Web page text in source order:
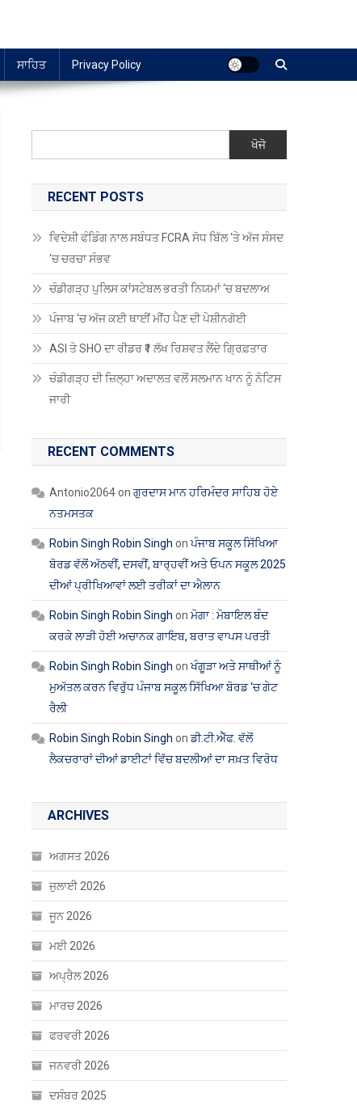
ਸਾਹਿਤ Privacy Policy
ਖੋਜੋ
RECENT POSTS
ਵਿਦੇਸ਼ੀ ਫੰਡਿੰਗ ਨਾਲ ਸਬੰਧਤ FCRA ਸੋਧ ਬਿੱਲ ‘ਤੇ ਅੱਜ ਸੰਸਦ
‘ਚ ਚਰਚਾ ਸੰਭਵ
ਚੰਡੀਗੜ੍ਹ ਪੁਲਿਸ ਕਾਂਸਟੇਬਲ ਭਰਤੀ ਨਿਯਮਾਂ ‘ਚ ਬਦਲਾਅ
ਪੰਜਾਬ ‘ਚ ਅੱਜ ਕਈ ਥਾਈਂ ਮੀਂਹ ਪੈਣ ਦੀ ਪੇਸ਼ੀਨਗੋਈ
ASI ਤੇ SHO ਦਾ ਰੀਡਰ ₹1 ਲੱਖ ਰਿਸ਼ਵਤ ਲੈਂਦੇ ਗ੍ਰਿਫ਼ਤਾਰ
ਚੰਡੀਗੜ੍ਹ ਦੀ ਜ਼ਿਲ੍ਹਾ ਅਦਾਲਤ ਵਲੋਂ ਸਲਮਾਨ ਖਾਨ ਨੂੰ ਨੋਟਿਸ
ਜਾਰੀ
RECENT COMMENTS
Antonio2064onਗੁਰਦਾਸ ਮਾਨ ਹਰਿਮੰਦਰ ਸਾਹਿਬ ਹੋਏ
ਨਤਮਸਤਕ
Robin Singh Robin Singh onਪੰਜਾਬ ਸਕੂਲ ਸਿੱਖਿਆ
ਬੋਰਡ ਵੱਲੋਂ ਅੱਠਵੀਂ, ਦਸਵੀਂ, ਬਾਰ੍ਹਵੀਂ ਅਤੇ ਓਪਨ ਸਕੂਲ 2025
ਦੀਆਂ ਪ੍ਰੀਖਿਆਵਾਂ ਲਈ ਤਰੀਕਾਂ ਦਾ ਐਲਾਨ
Robin Singh Robin Singh onਮੋਗਾ : ਮੋਬਾਇਲ ਬੰਦ
ਕਰਕੇ ਲਾੜੀ ਹੋਈ ਅਚਾਨਕ ਗਾਇਬ, ਬਰਾਤ ਵਾਪਸ ਪਰਤੀ
Robin Singh Robin Singh onਖੰਗੂੜਾ ਅਤੇ ਸਾਥੀਆਂ ਨੂੰ
ਮੁਅੱਤਲ ਕਰਨ ਵਿਰੁੱਧ ਪੰਜਾਬ ਸਕੂਲ ਸਿੱਖਿਆ ਬੋਰਡ ‘ਚ ਗੇਟ
ਰੈਲੀ
Robin Singh Robin Singh onਡੀ.ਟੀ.ਐੱਫ. ਵੱਲੋਂ
ਲੈਕਚਰਾਰਾਂ ਦੀਆਂ ਡਾਈਟਾਂ ਵਿੱਚ ਬਦਲੀਆਂ ਦਾ ਸਖ਼ਤ ਵਿਰੋਧ
ARCHIVES
ਅਗਸਤ 2026
ਜੁਲਾਈ 2026
ਜੂਨ 2026
ਮਈ 2026
ਅਪ੍ਰੈਲ 2026
ਮਾਰਚ 2026
ਫਰਵਰੀ 2026
ਜਨਵਰੀ 2026
ਦਸੰਬਰ 2025